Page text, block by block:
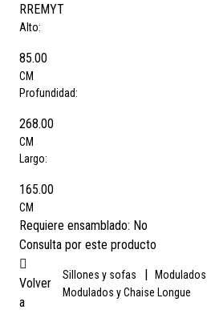
RREMYT
Alto:
85.00
CM
Profundidad:
268.00
CM
Largo:
165.00
CM
Requiere ensamblado: No
Consulta por este producto
Volver
a
Sillones y sofas |
Modulados y Chaise Longue